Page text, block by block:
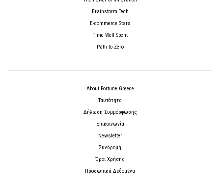
Brainstorm Tech
E-commerce Stars
Time Well Spent
Path to Zero
About Fortune Greece
Ταυτότητα
Δήλωση Συμμόρφωσης
Επικοινωνία
Newsletter
Συνδρομή
Όροι Χρήσης
Προσωπικά Δεδομένα